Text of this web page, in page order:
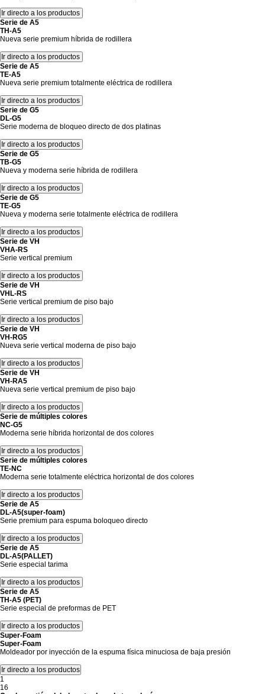
Serie de A5
TH-A5
Nueva serie premium híbrida de rodillera
Serie de A5
TE-A5
Nueva serie premium totalmente eléctrica de rodillera
Serie de G5
DL-G5
Serie moderna de bloqueo directo de dos platinas
Serie de G5
TB-G5
Nueva y moderna serie híbrida de rodillera
Serie de G5
TE-G5
Nueva y moderna serie totalmente eléctrica de rodillera
Serie de VH
VHA-RS
Serie vertical premium
Serie de VH
VHL-RS
Serie vertical premium de piso bajo
Serie de VH
VH-RG5
Nueva serie vertical moderna de piso bajo
Serie de VH
VH-RA5
Nueva serie vertical premium de piso bajo
Serie de múltiples colores
NC-G5
Moderna serie híbrida horizontal de dos colores
Serie de múltiples colores
TE-NC
Moderna serie totalmente eléctrica horizontal de dos colores
Serie de A5
DL-A5(super-foam)
Serie premium para espuma boloqueo directo
Serie de A5
DL-A5(PALLET)
Serie especial tarima
Serie de A5
TH-A5 (PET)
Serie especial de preformas de PET
Super-Foam
Super-Foam
Moldeador por inyección de la espuma física minuciosa de baja presión
1
16